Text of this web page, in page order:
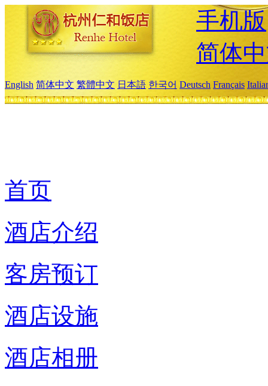
手机版
简体
English 简体中文 繁體中文 日本語 한국어 Deutsch Français
首页
酒店介绍
客房预订
酒店设施
酒店相册